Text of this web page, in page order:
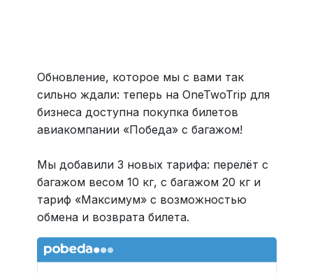
Обновление, которое мы с вами так
сильно ждали: теперь на OneTwoTrip для
бизнеса доступна покупка билетов
авиакомпании «Победа» с багажом!
Мы добавили 3 новых тарифа: перелёт с
багажом весом 10 кг, с багажом 20 кг и
тариф «Максимум» с возможностью
обмена и возврата билета.